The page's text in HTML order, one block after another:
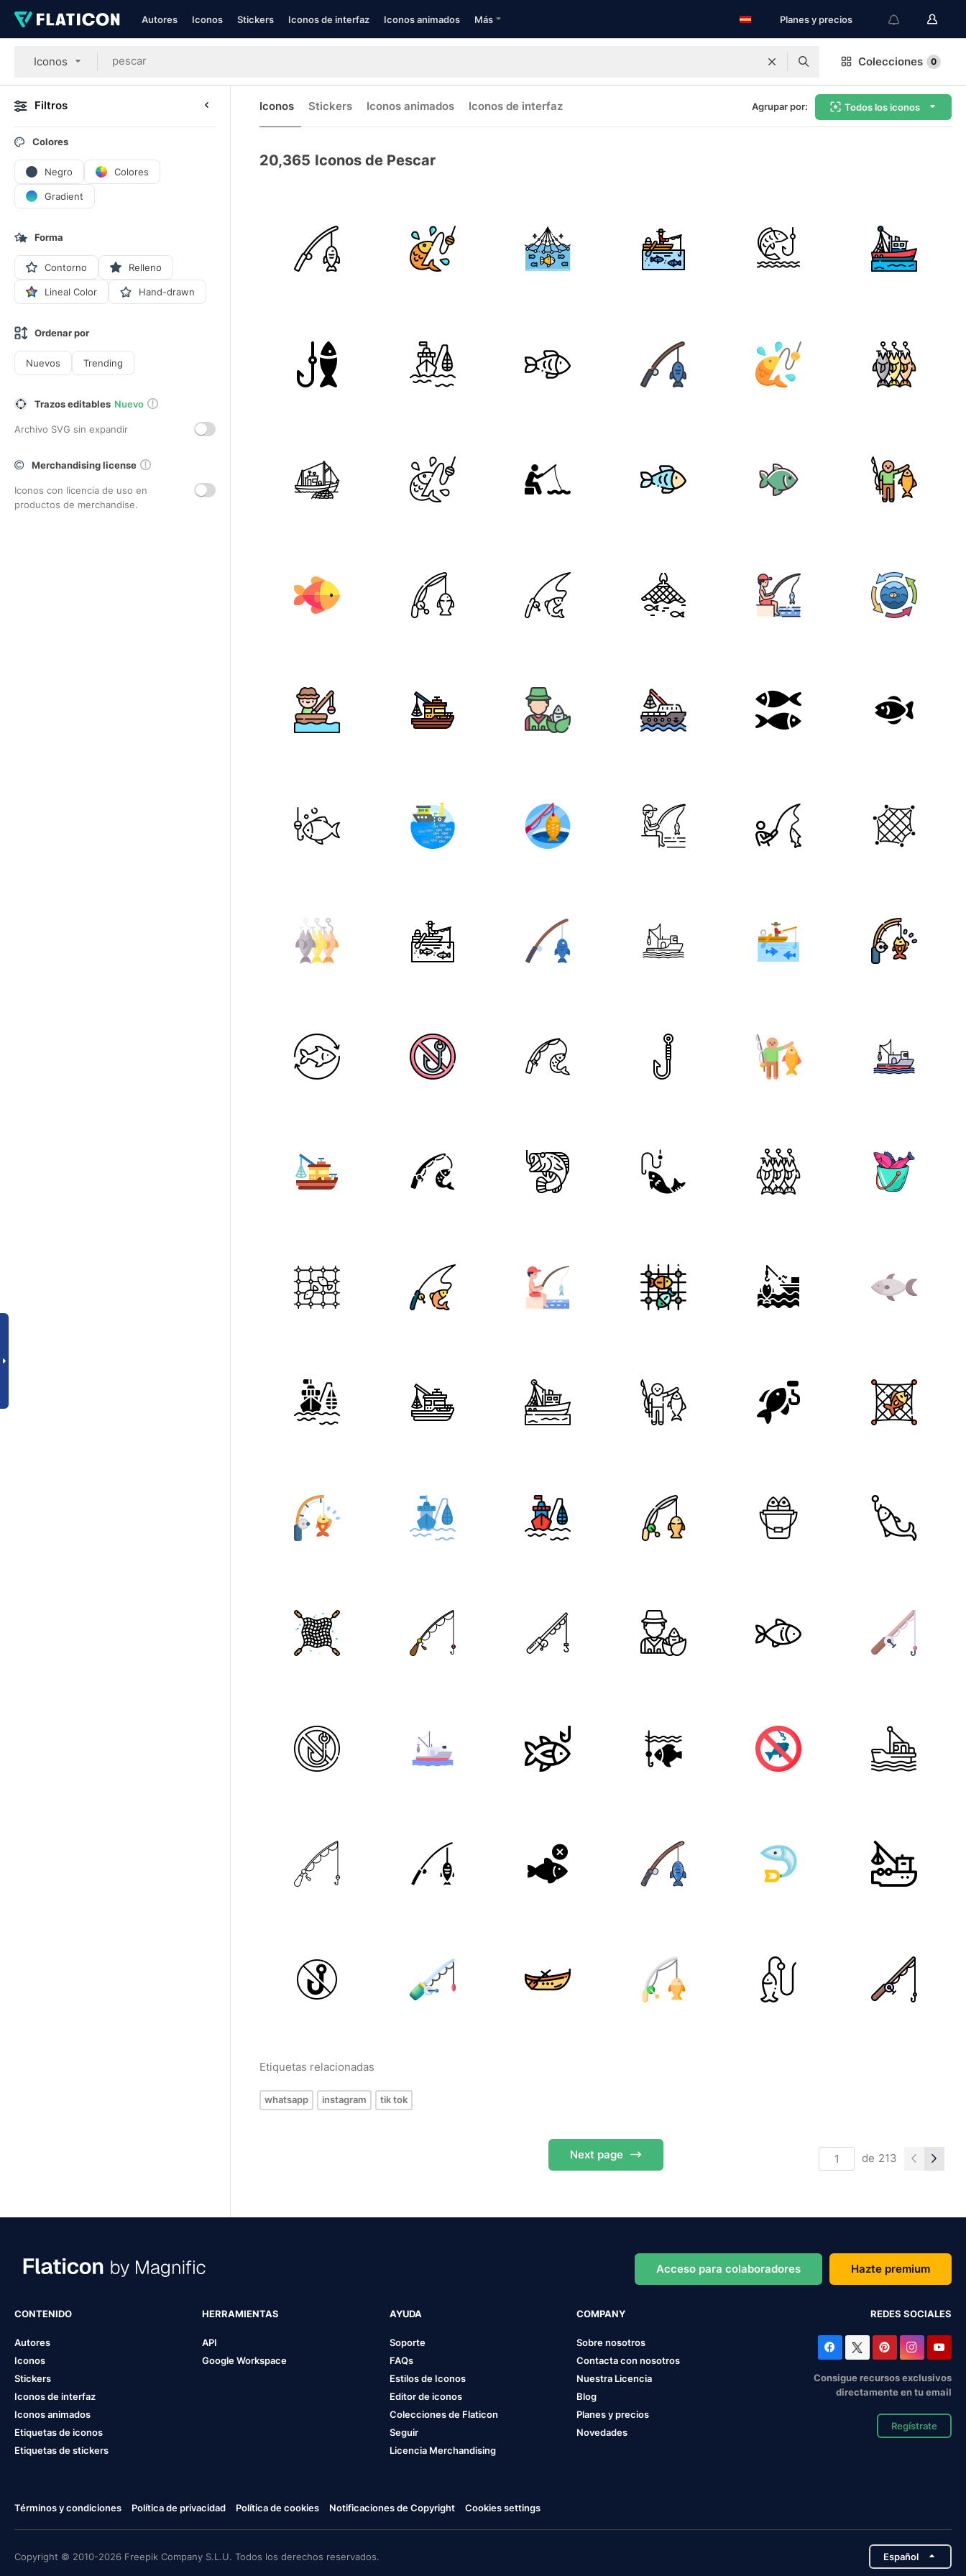
Autores Iconos Stickers Iconos de interfaz Iconos animados Más Planes y precios
Iconos Colecciones 0
Filtros
Colores
Negro Colores
Gradient
Forma
Contorno Relleno
Lineal Color Hand-drawn
Ordenar por
Nuevos Trending
Trazos editables Nuevo
Archivo SVG sin expandir
Merchandising license
Iconos con licencia de uso en
productos de merchandise.
Iconos Stickers Iconos animados Iconos de interfaz Agrupar por: Todos los iconos
20,365 Iconos de Pescar
Etiquetas relacionadas
whatsapp instagram tik tok
Next page de 213
Acceso para colaboradores Hazte premium
CONTENIDO
Autores
Iconos
Stickers
Iconos de interfaz
Iconos animados
Etiquetas de iconos
Etiquetas de stickers
HERRAMIENTAS
API
Google Workspace
AYUDA
Soporte
FAQs
Estilos de Iconos
Editor de iconos
Colecciones de Flaticon
Seguir
Licencia Merchandising
COMPANY
Sobre nosotros
Contacta con nosotros
Nuestra Licencia
Blog
Planes y precios
Novedades
REDES SOCIALES
Consigue recursos exclusivos
directamente en tu email
Regístrate
Términos y condiciones Política de privacidad Política de cookies Notificaciones de Copyright Cookies settings
Copyright © 2010-2026 Freepik Company S.L.U. Todos los derechos reservados. Español